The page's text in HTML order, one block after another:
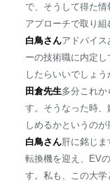
で、そうして得た
アプローチで取り組
白鳥さんアドバイス
ーの技術職に内定
したらいいでしょう
田倉先生多分これか
す。そうなった時
しめるかというのが
白鳥さん肝に銘じま
転換機を迎え、EV
す。私も、この大